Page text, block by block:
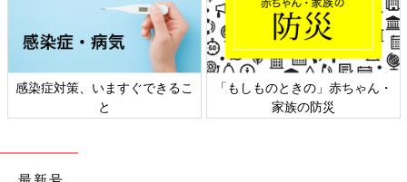
着替えやすいのでトイトレにも◎。春っぽいグレー
のギンガムチェックパンツ
感染症対策、いますぐできるこ
と
「もしものときの」赤ちゃん・
家族の防災